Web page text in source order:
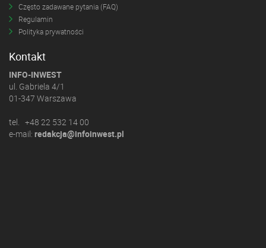
Często zadawane pytania (FAQ)
Regulamin
Polityka prywatności
Kontakt
INFO-INWEST
ul. Gabriela 4/1
01-347 Warszawa
tel. +48 22 532 14 00
e-mail: redakcja@infoinwest.pl